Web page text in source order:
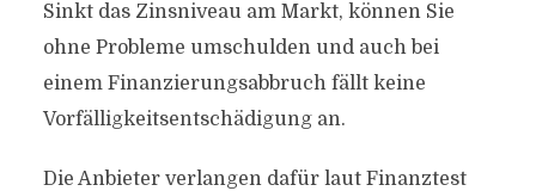
Sinkt das Zinsniveau am Markt, können Sie
ohne Probleme umschulden und auch bei
einem Finanzierungsabbruch fällt keine
Vorfälligkeitsentschädigung an.
Die Anbieter verlangen dafür laut Finanztest